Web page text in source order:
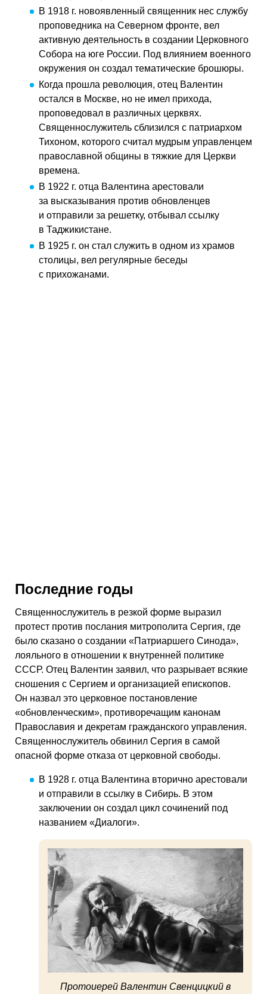
В 1918 г. новоявленный священник нес службу
проповедника на Северном фронте, вел
активную деятельность в создании Церковного
Собора на юге России. Под влиянием военного
окружения он создал тематические брошюры.
Когда прошла революция, отец Валентин
остался в Москве, но не имел прихода,
проповедовал в различных церквях.
Священнослужитель сблизился с патриархом
Тихоном, которого считал мудрым управленцем
православной общины в тяжкие для Церкви
времена.
В 1922 г. отца Валентина арестовали
за высказывания против обновленцев
и отправили за решетку, отбывал ссылку
в Таджикистане.
В 1925 г. он стал служить в одном из храмов
столицы, вел регулярные беседы
с прихожанами.
Последние годы
Священнослужитель в резкой форме выразил
протест против послания митрополита Сергия, где
было сказано о создании «Патриаршего Синода»,
лояльного в отношении к внутренней политике
СССР. Отец Валентин заявил, что разрывает всякие
сношения с Сергием и организацией епископов.
Он назвал это церковное постановление
«обновленческим», противоречащим канонам
Православия и декретам гражданского управления.
Священнослужитель обвинил Сергия в самой
опасной форме отказа от церковной свободы.
В 1928 г. отца Валентина вторично арестовали
и отправили в ссылку в Сибирь. В этом
заключении он создал цикл сочинений под
названием «Диалоги».
Протоиерей Валентин Свенцицкий в